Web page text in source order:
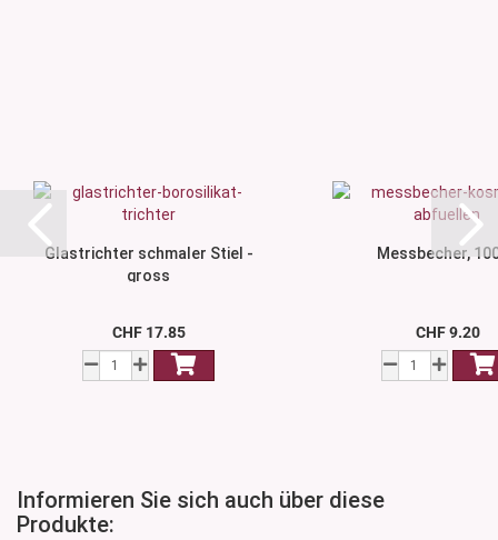
Glastrichter schmaler Stiel -
gross
CHF 17.85
Messbecher,
CHF 9.20
Informieren Sie sich auch über diese
Produkte: